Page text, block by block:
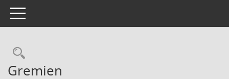
Toggle navigation
Rechercheauswahl
Gremien